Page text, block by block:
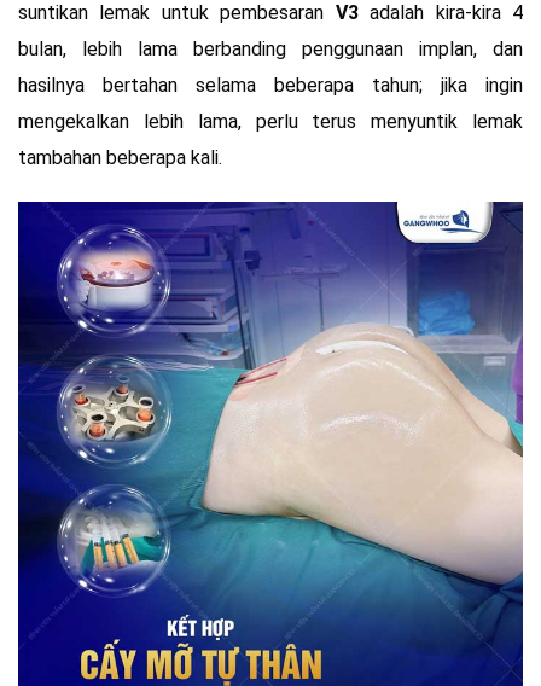
suntikan lemak untuk pembesaran V3adalah kira-kira 4
bulan, lebih lama berbanding penggunaan implan, dan
hasilnya bertahan selama beberapa tahun; jika ingin
mengekalkan lebih lama, perlu terus menyuntik lemak
tambahan beberapa kali.